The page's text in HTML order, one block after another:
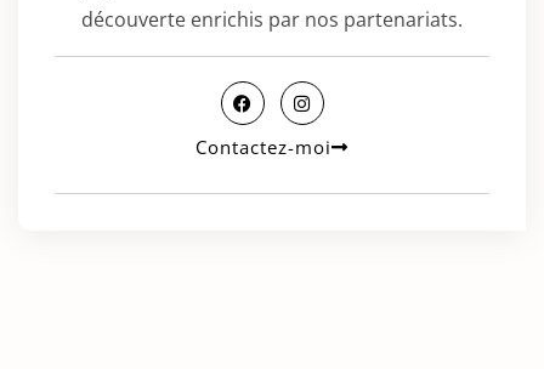
découverte enrichis par nos partenariats.
Contactez-moi